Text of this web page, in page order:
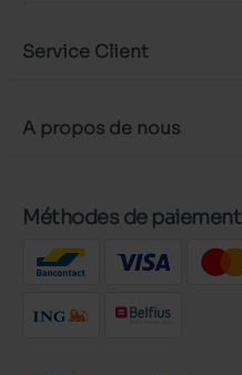
Service Client
A propos de nous
Méthodes de paiement